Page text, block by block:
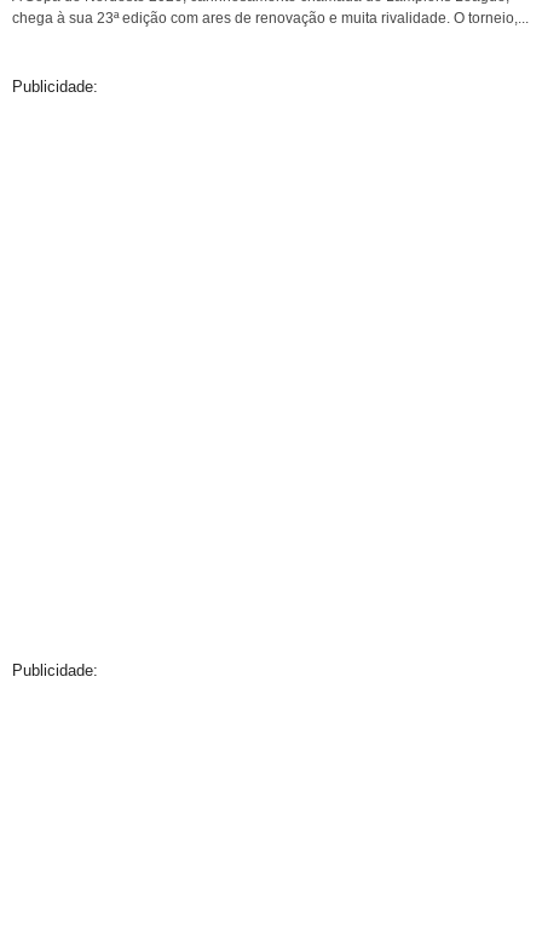
chega à sua 23ª edição com ares de renovação e muita rivalidade. O torneio,...
Publicidade:
Publicidade: